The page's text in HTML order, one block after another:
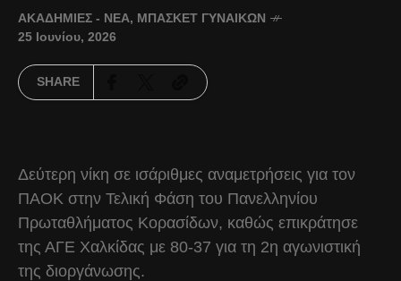
ΑΚΑΔΗΜΊΕΣ - ΝΈΑ, ΜΠΆΣΚΕΤ ΓΥΝΑΙΚΏΝ
25 Ιουνίου, 2026
SHARE
Δεύτερη νίκη σε ισάριθμες αναμετρήσεις για τον
ΠΑΟΚ στην Τελική Φάση του Πανελληνίου
Πρωταθλήματος Κορασίδων, καθώς επικράτησε
της ΑΓΕ Χαλκίδας με 80-37 για τη 2η αγωνιστική
της διοργάνωσης.